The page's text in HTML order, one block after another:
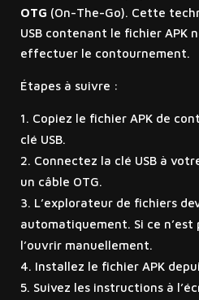
OTG (On-The-Go). Cette
USB contenant le fichier APK
effectuer le contournement.
Étapes à suivre :
Copiez le fichier APK de
clé USB.
Connectez la clé USB à
un câble OTG.
L’explorateur de fichiers
automatiquement. Si ce n’est
l’ouvrir manuellement.
Installez le fichier APK
Suivez les instructions à